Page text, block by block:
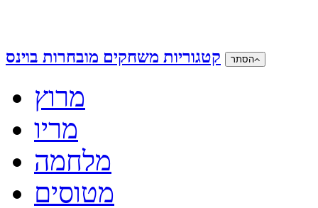
קטגוריות משחקים מובחרות בוינס הסתר
מרוץ
מריו
מלחמה
מטוסים